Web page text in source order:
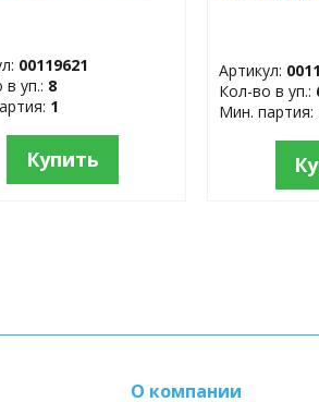
00119621
в уп.: 8
1
Купить
Артикул:
Кол-во в уп.:
Мин. партия:
О компании